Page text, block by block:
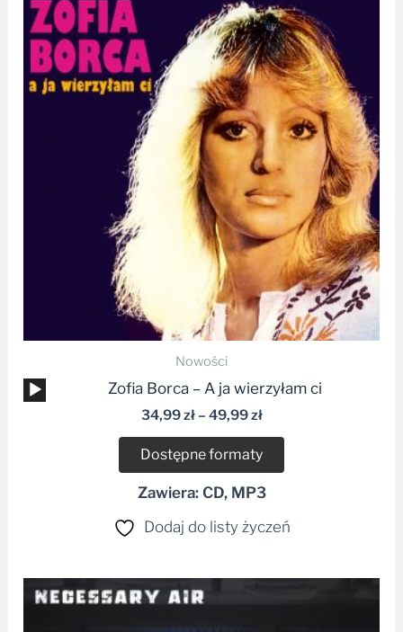
Nowości
Odtwarzacz
plików
dźwiękowych
Zofia Borca – A ja wierzyłam ci
34,99zł– 49,99zł
cen:
od
34,99 zł
do
49,99 zł
Dostępne formaty
Zawiera: CD, MP3
Dodaj do listy życzeń